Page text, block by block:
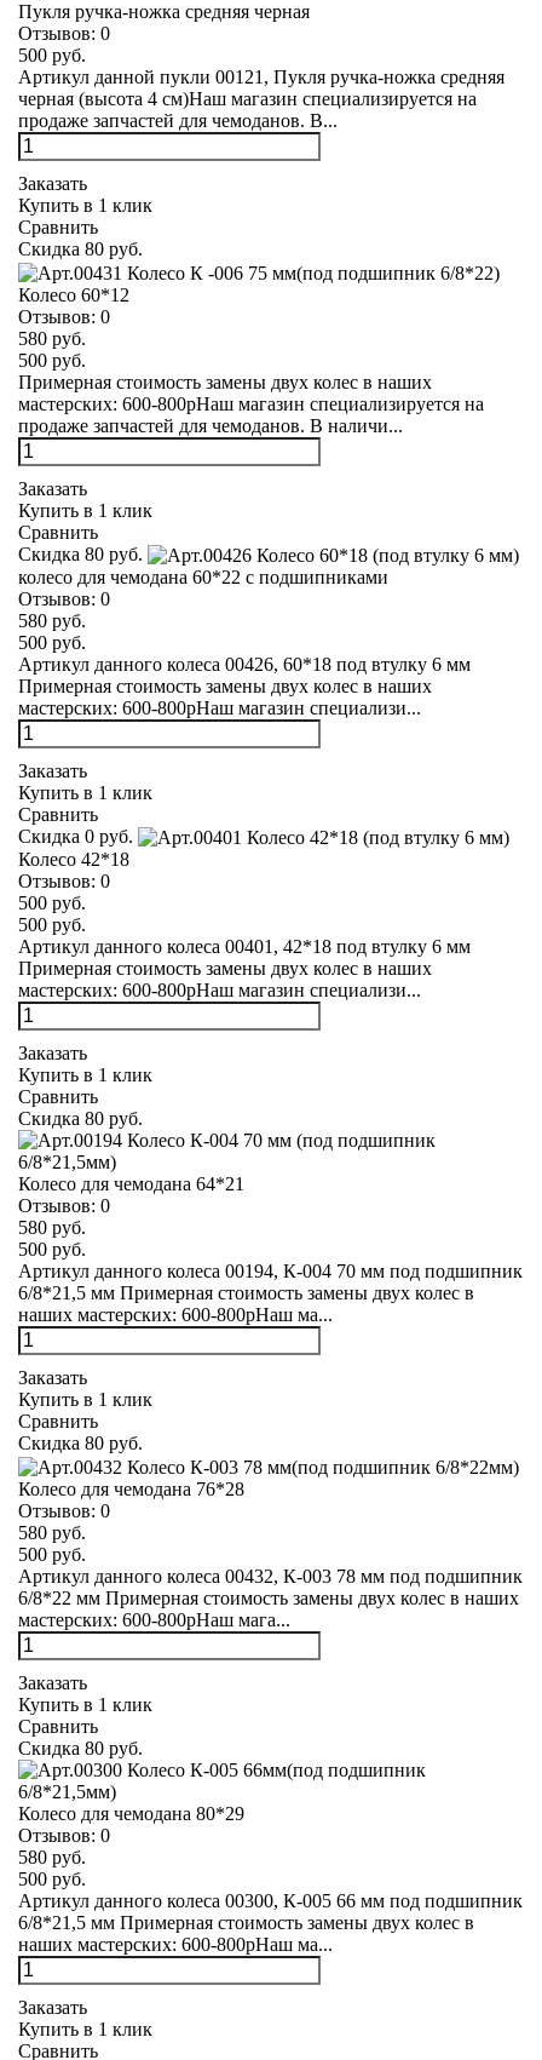
Пукля ручка-ножка средняя черная
Отзывов: 0
500 руб.
Артикул данной пукли 00121, Пукля ручка-ножка средняя
черная (высота 4 см)Наш магазин специализируется на
продаже запчастей для чемоданов. В...
Заказать
Купить в 1 клик
Сравнить
Скидка 80 руб.
Колесо 60*12
Отзывов: 0
580 руб.
500 руб.
Примерная стоимость замены двух колес в наших
мастерских: 600-800рНаш магазин специализируется на
продаже запчастей для чемоданов. В наличи...
Заказать
Купить в 1 клик
Сравнить
Скидка 80 руб.
колесо для чемодана 60*22 с подшипниками
Отзывов: 0
580 руб.
500 руб.
Артикул данного колеса 00426, 60*18 под втулку 6 мм
Примерная стоимость замены двух колес в наших
мастерских: 600-800рНаш магазин специализи...
Заказать
Купить в 1 клик
Сравнить
Скидка 0 руб.
Колесо 42*18
Отзывов: 0
500 руб.
500 руб.
Артикул данного колеса 00401, 42*18 под втулку 6 мм
Примерная стоимость замены двух колес в наших
мастерских: 600-800рНаш магазин специализи...
Заказать
Купить в 1 клик
Сравнить
Скидка 80 руб.
Колесо для чемодана 64*21
Отзывов: 0
580 руб.
500 руб.
Артикул данного колеса 00194, К-004 70 мм под подшипник
6/8*21,5 мм Примерная стоимость замены двух колес в
наших мастерских: 600-800рНаш ма...
Заказать
Купить в 1 клик
Сравнить
Скидка 80 руб.
Колесо для чемодана 76*28
Отзывов: 0
580 руб.
500 руб.
Артикул данного колеса 00432, К-003 78 мм под подшипник
6/8*22 мм Примерная стоимость замены двух колес в наших
мастерских: 600-800рНаш мага...
Заказать
Купить в 1 клик
Сравнить
Скидка 80 руб.
Колесо для чемодана 80*29
Отзывов: 0
580 руб.
500 руб.
Артикул данного колеса 00300, К-005 66 мм под подшипник
6/8*21,5 мм Примерная стоимость замены двух колес в
наших мастерских: 600-800рНаш ма...
Заказать
Купить в 1 клик
Сравнить